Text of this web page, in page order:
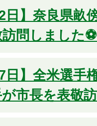
日】奈良県畝
問しました⚽
日】全米選手
市長を表敬